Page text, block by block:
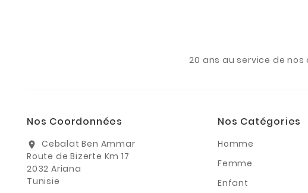
20 ans au service de
Nos Coordonnées
location_on
Cebalat Ben Ammar
Route de Bizerte Km 17
2032 Ariana
Tunisie
Nos Catégories
Homme
Femme
Enfant